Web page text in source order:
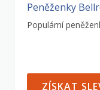
Peněženky
Populární
ZÍSKAT